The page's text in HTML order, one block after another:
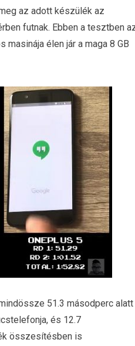
az adott készülék az
futnak. Ebben a tesztben
élen jár a maga 8 GB
51.3 másodperc alatt
és 12.7
összesítésben is